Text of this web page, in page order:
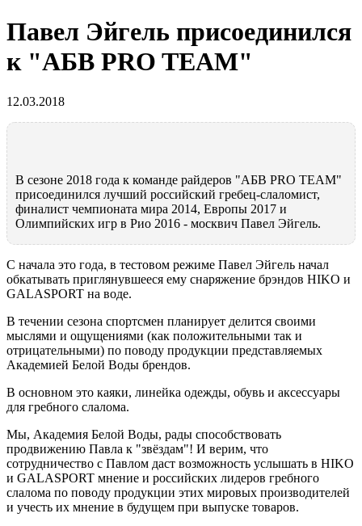
Павел Эйгель присоединился
к "АБВ PRO TEAM"
12.03.2018
В сезоне 2018 года к команде райдеров "АБВ PRO TEAM"
присоединился лучший российский гребец-слаломист,
финалист чемпионата мира 2014, Европы 2017 и
Олимпийских игр в Рио 2016 - москвич Павел Эйгель.
С начала это года, в тестовом режиме Павел Эйгель начал
обкатывать приглянувшееся ему снаряжение брэндов HIKO и
GALASPORT на воде.
В течении сезона спортсмен планирует делится своими
мыслями и ощущениями (как положительными так и
отрицательными) по поводу продукции представляемых
Академией Белой Воды брендов.
В основном это каяки, линейка одежды, обувь и аксессуары
для гребного слалома.
Мы, Академия Белой Воды, рады способствовать
продвижению Павла к "звёздам"! И верим, что
сотрудничество с Павлом даст возможность услышать в HIKO
и GALASPORT мнение и российских лидеров гребного
слалома по поводу продукции этих мировых производителей
и учесть их мнение в будущем при выпуске товаров.